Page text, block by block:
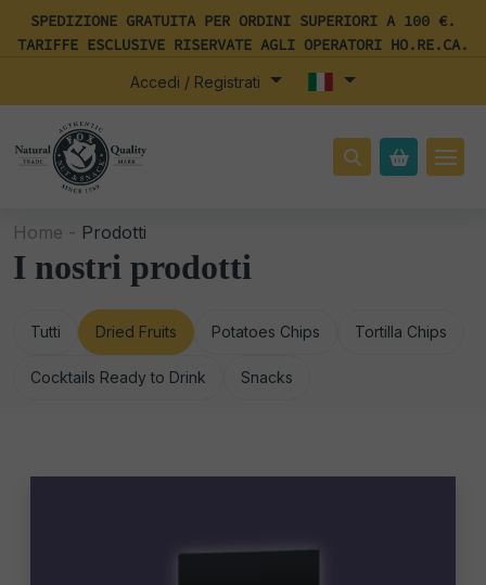
SPEDIZIONE GRATUITA PER ORDINI SUPERIORI A 100 €.
TARIFFE ESCLUSIVE RISERVATE AGLI OPERATORI HO.RE.CA.
Accedi / Registrati
Home - Prodotti
I nostri prodotti
Tutti Dried Fruits Potatoes Chips Tortilla Chips
Cocktails Ready to Drink Snacks